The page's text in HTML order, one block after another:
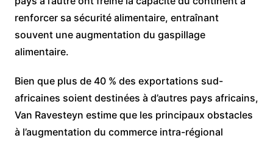
renforcer sa sécurité alimentaire, entraînant
souvent une augmentation du gaspillage
alimentaire.
Bien que plus de 40 % des exportations sud-
africaines soient destinées à d’autres pays africains,
Van Ravesteyn estime que les principaux obstacles
à l’augmentation du commerce intra-régional